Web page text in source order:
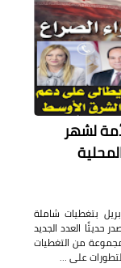
لشهر
بتغطيات شاملة
حديثًا العدد الجديد
من التغطيات
التطورات على …